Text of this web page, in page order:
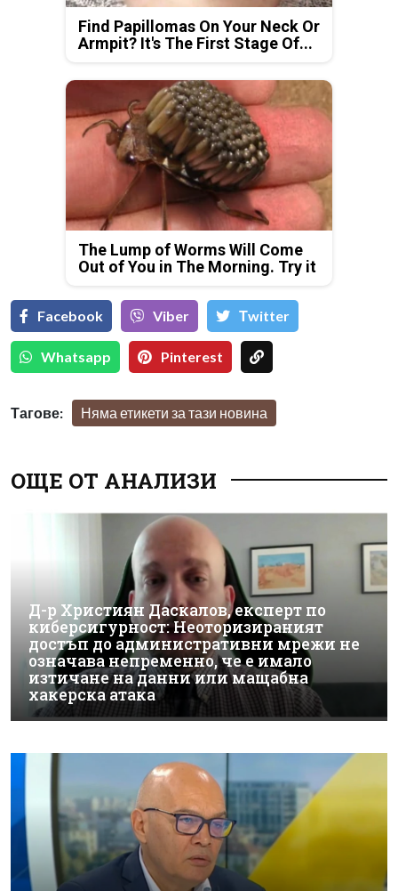
Find Papillomas On Your Neck Or
Armpit? It's The First Stage Of...
The Lump of Worms Will Come
Out of You in The Morning. Try it
Facebook Viber Тwitter
Whatsapp Pinterest
Тагове: Няма етикети за тази новина
ОЩЕ ОТ АНАЛИЗИ
Д-р Християн Даскалов, експерт по
киберсигурност: Неоторизираният
достъп до административни мрежи не
означава непременно, че е имало
изтичане на данни или мащабна
хакерска атака